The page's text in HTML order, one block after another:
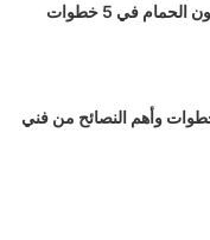
في 5 خطوات
وأهم النصائح من فني